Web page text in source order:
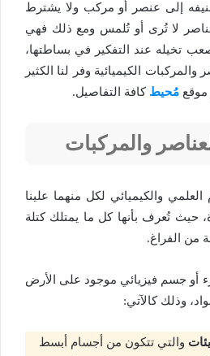
إلى عنصر أو مركب ولا يشترط
لا تُرى أو تُلمس ومع ذلك فهي
تخيله عند التفكير في بساطتها،
الكيميائية وفر لنا الكثير
موقع مُحيط كافة التفاصيل.
والمركبات
والكيميائي لكل منهما علينا
حيث تُعرف بأنها كل ما يمتلك كتلة
من الفراغ.
أو جسم فيزيائي موجود على الأرض
وذلك كالآتي:
والتي تتكون من أجسام أبسط